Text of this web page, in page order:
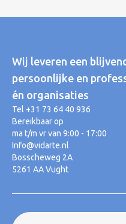
Wij leveren een
persoonlijke en
én organisaties
Tel +31 73 64 40 936
Bereikbaar op
ma t/m vr van 9:00 - 17:00
Info@vidarte.nl
Bosscheweg 2A
5261 AA Vught